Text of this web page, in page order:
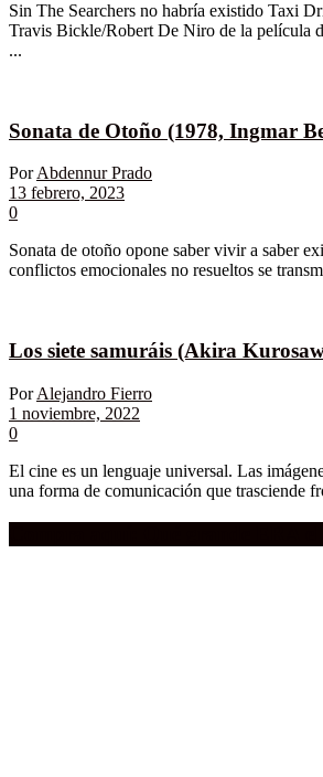
Sin The Searchers no habría existido Taxi
Travis Bickle/Robert De Niro de la película
...
Sonata de Otoño (1978, Ingmar
Por Abdennur Prado
13 febrero, 2023
0
Sonata de otoño opone saber vivir a saber
conflictos emocionales no resueltos se
Los siete samuráis (Akira
Por Alejandro Fierro
1 noviembre, 2022
0
El cine es un lenguaje universal. Las
una forma de comunicación que trasciende